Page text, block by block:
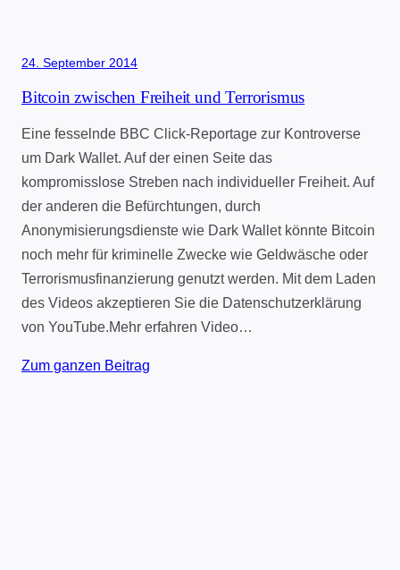
24. September 2014
Bitcoin zwischen Freiheit und Terrorismus
Eine fesselnde BBC Click-Reportage zur Kontroverse
um Dark Wallet. Auf der einen Seite das
kompromisslose Streben nach individueller Freiheit. Auf
der anderen die Befürchtungen, durch
Anonymisierungsdienste wie Dark Wallet könnte Bitcoin
noch mehr für kriminelle Zwecke wie Geldwäsche oder
Terrorismusfinanzierung genutzt werden. Mit dem Laden
des Videos akzeptieren Sie die Datenschutzerklärung
von YouTube.Mehr erfahren Video…
Zum ganzen Beitrag